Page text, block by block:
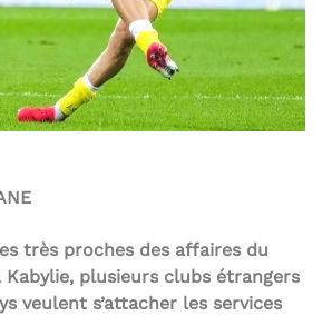
très proches des affaires du
plusieurs clubs étrangers
veulent s’attacher les services